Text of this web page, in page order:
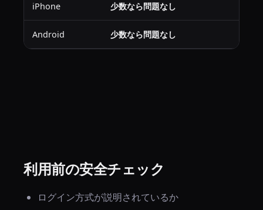
iPhone 少数なら問題なし
Android 少数なら問題なし
利用前の安全チェック
ログイン方式が説明されているか